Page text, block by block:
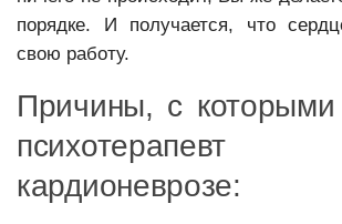
порядке. И получается, что
свою работу.
Причины, с которыми
кардионеврозе: